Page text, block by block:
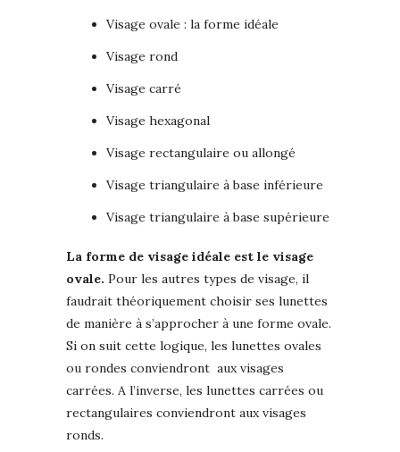
Visage ovale : la forme idéale
Visage rond
Visage carré
Visage hexagonal
Visage rectangulaire ou allongé
Visage triangulaire à base inférieure
Visage triangulaire à base supérieure
La forme de visage idéale est le visage
ovale. Pour les autres types de visage, il
faudrait théoriquement choisir ses lunettes
de manière à s’approcher à une forme ovale.
Si on suit cette logique, les lunettes ovales
ou rondes conviendront aux visages
carrées. A l’inverse, les lunettes carrées ou
rectangulaires conviendront aux visages
ronds.